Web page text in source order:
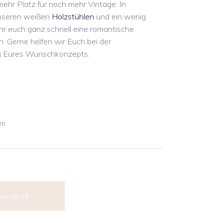
Platz für noch mehr Vintage. In
weißen Holzstühlen und ein wenig
euch ganz schnell eine romantische
Gerne helfen wir Euch bei der
Eures Wunschkonzepts.